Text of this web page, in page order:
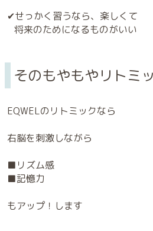
✔︎︎︎︎せっかく習うなら、楽しくて
将来のためになるものがいい
そのもやもやリトミ
EQWELのリトミックなら
右脳を刺激しながら
■リズム感
■記憶力
もアップ！します